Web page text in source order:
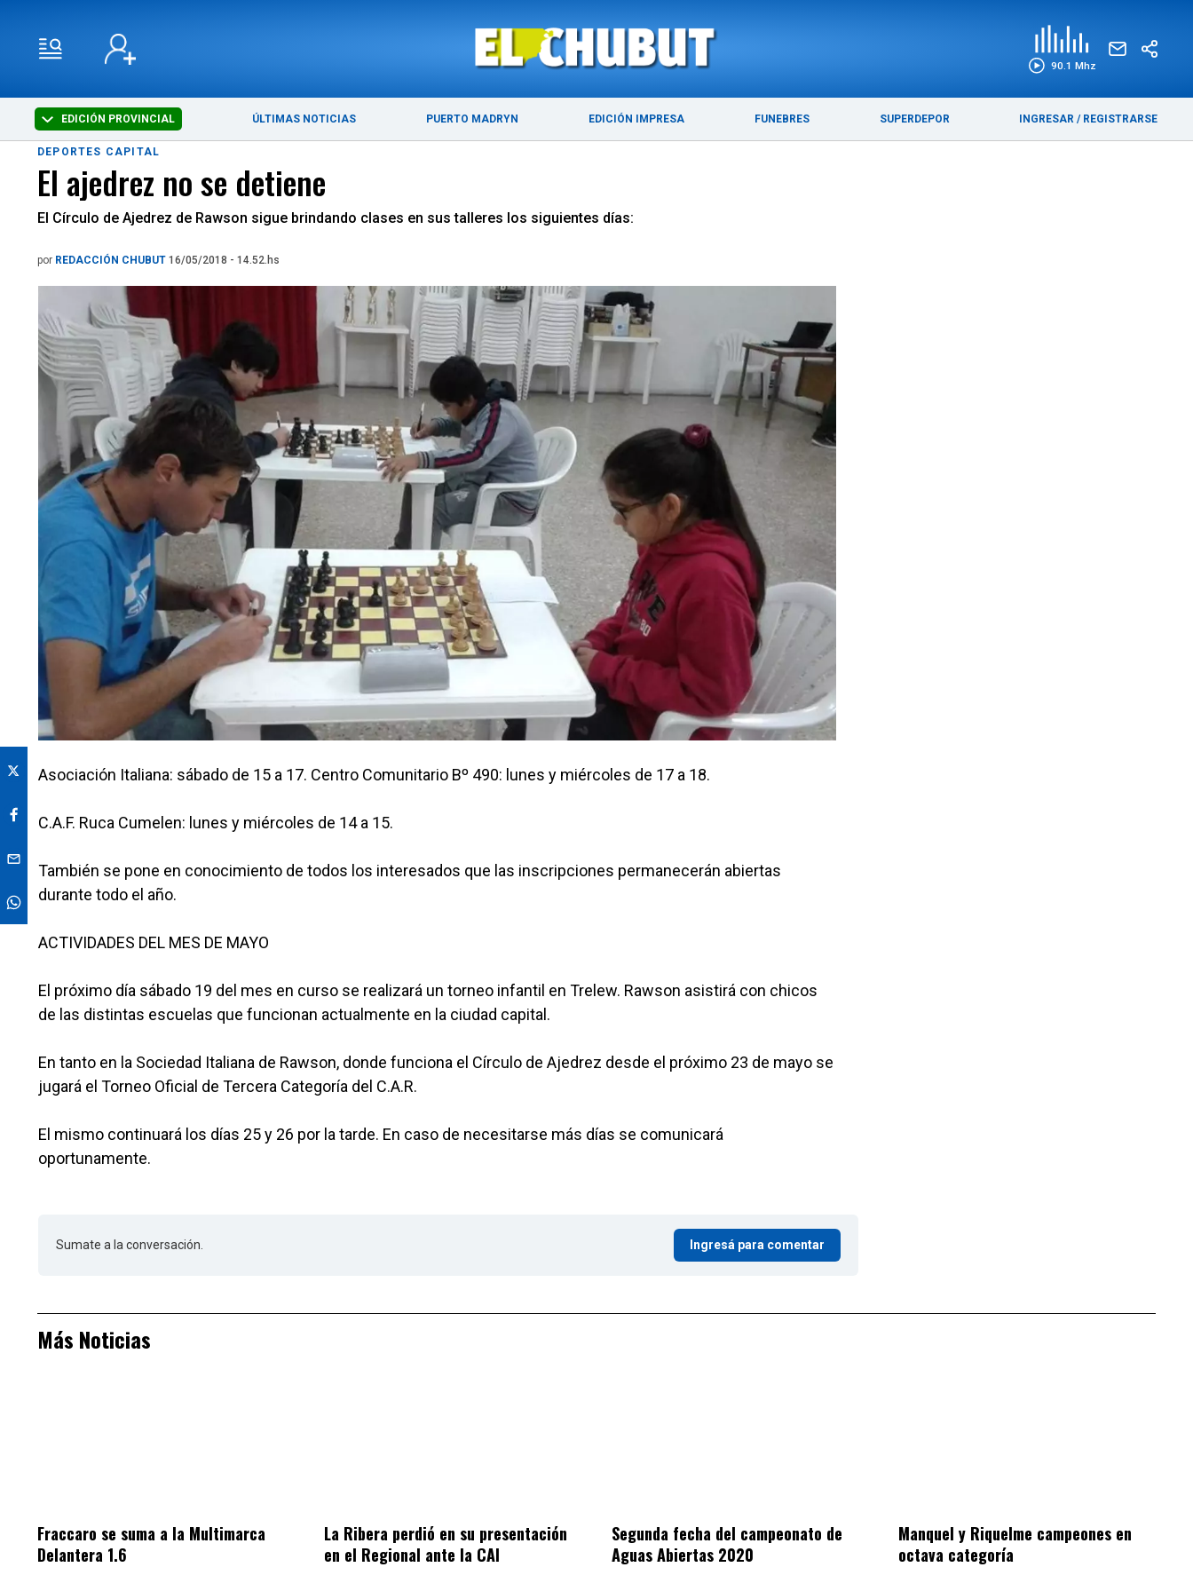
90.1 Mhz
EDICIÓN PROVINCIAL ÚLTIMAS NOTICIAS PUERTO MADRYN EDICIÓN IMPRESA FUNEBRES SUPERDEPOR INGRESAR / REGISTRARSE
ÚLTIMAS NOTICIAS PUERTO MADRYN
DEPORTES CAPITAL
El ajedrez no se detiene
El Círculo de Ajedrez de Rawson sigue brindando clases en sus talleres los siguientes días:
por REDACCIÓN CHUBUT 16/05/2018 - 14.52.hs
Asociación Italiana: sábado de 15 a 17. Centro Comunitario Bº 490: lunes y miércoles de 17 a 18.
C.A.F. Ruca Cumelen: lunes y miércoles de 14 a 15.
También se pone en conocimiento de todos los interesados que las inscripciones permanecerán abiertas
durante todo el año.
ACTIVIDADES DEL MES DE MAYO
El próximo día sábado 19 del mes en curso se realizará un torneo infantil en Trelew. Rawson asistirá con chicos
de las distintas escuelas que funcionan actualmente en la ciudad capital.
En tanto en la Sociedad Italiana de Rawson, donde funciona el Círculo de Ajedrez desde el próximo 23 de mayo se
jugará el Torneo Oficial de Tercera Categoría del C.A.R.
El mismo continuará los días 25 y 26 por la tarde. En caso de necesitarse más días se comunicará
oportunamente.
Sumate a la conversación. Ingresá para comentar
Más Noticias
Fraccaro se suma a la Multimarca
Delantera 1.6
La Ribera perdió en su presentación
en el Regional ante la CAI
Segunda fecha del campeonato de
Aguas Abiertas 2020
Manquel y Riquelme campeones en
octava categoría